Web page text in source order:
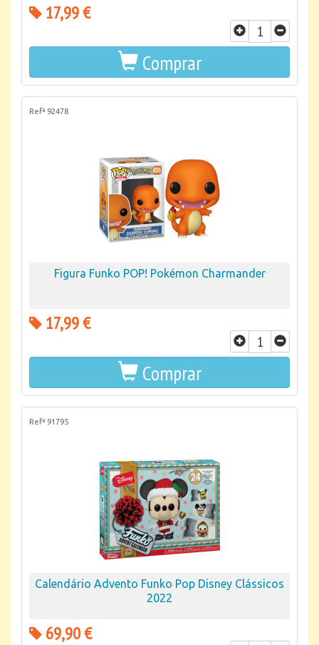
17,99 €
Comprar
Refª 92478
Figura Funko POP! Pokémon Charmander
17,99 €
Comprar
Refª 91795
Calendário Advento Funko Pop Disney Clássicos
2022
69,90 €